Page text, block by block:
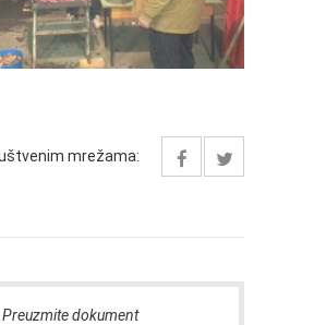
mrežama:
Preuzmite dokument